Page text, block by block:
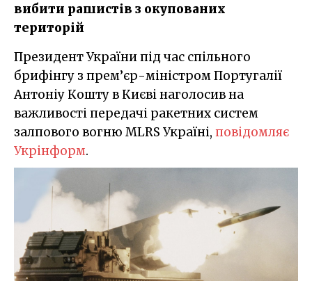
вибити рашистів з окупованих
територій
Президент України під час спільного
брифінгу з прем’єр-міністром Португалії
Антоніу Кошту в Києві наголосив на
важливості передачі ракетних систем
залпового вогню MLRS Україні, повідомляє
Укрінформ.